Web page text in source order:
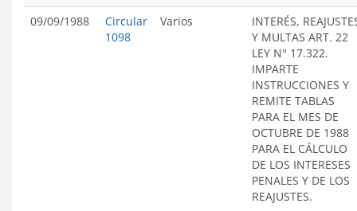
09/09/1988
Circular
1098
Varios
INTERÉS,
Y MULTAS ART. 22
LEY N° 17.322.
IMPARTE
INSTRUCCIONES Y
REMITE TABLAS
PARA EL MES DE
OCTUBRE DE 1988
PARA EL CÁLCULO
DE LOS INTERESES
PENALES Y DE LOS
REAJUSTES.